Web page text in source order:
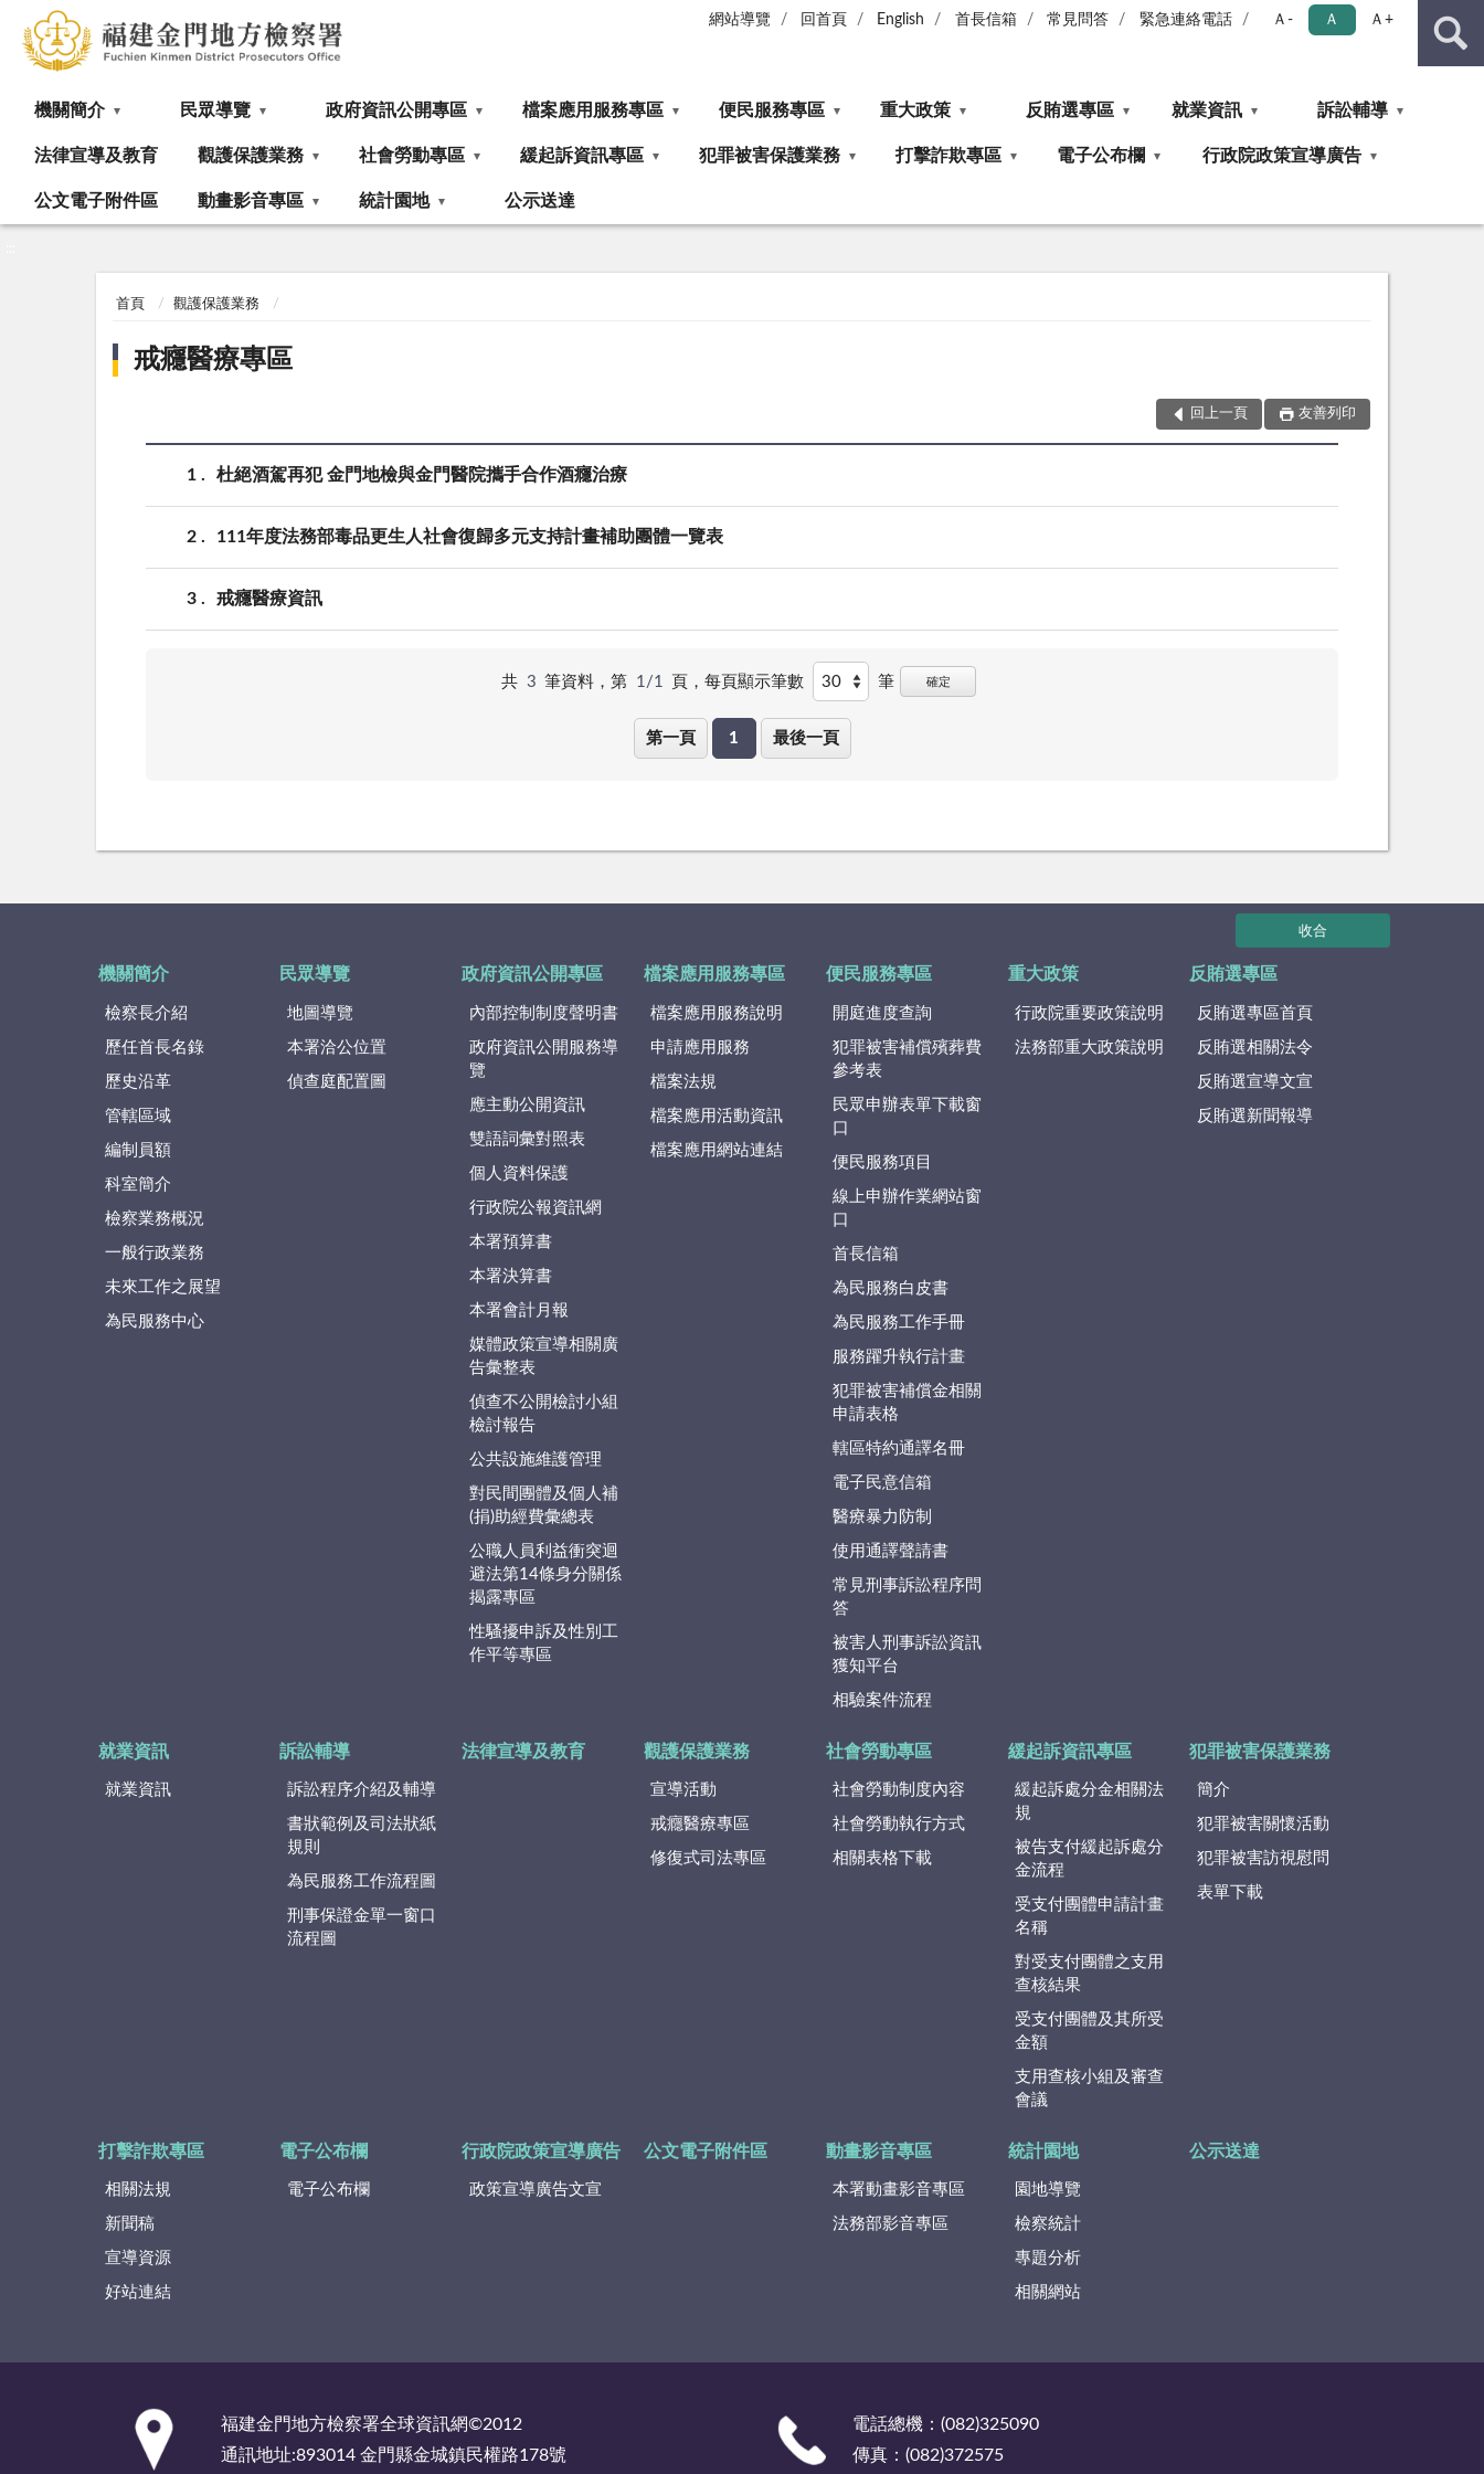
網站導覽 回首頁 English 首長信箱 常見問答 緊急連絡電話 Ａ- Ａ Ａ+
機關簡介 民眾導覽 政府資訊公開專區 檔案應用服務專區 便民服務專區 重大政策 反賄選專區 就業資訊 訴訟輔導
法律宣導及教育 觀護保護業務 社會勞動專區 緩起訴資訊專區 犯罪被害保護業務 打擊詐欺專區 電子公布欄 行政院政策宣導廣告
公文電子附件區 動畫影音專區 統計園地 公示送達
首頁 觀護保護業務
戒癮醫療專區
回上一頁 友善列印
1 杜絕酒駕再犯 金門地檢與金門醫院攜手合作酒癮治療
2 111年度法務部毒品更生人社會復歸多元支持計畫補助團體一覽表
3 戒癮醫療資訊
共 3 筆資料，第 1/1 頁，每頁顯示筆數 筆 確定
第一頁 1 最後一頁
收合
機關簡介
檢察長介紹
歷任首長名錄
歷史沿革
管轄區域
編制員額
科室簡介
檢察業務概況
一般行政業務
未來工作之展望
為民服務中心
民眾導覽
地圖導覽
本署洽公位置
偵查庭配置圖
政府資訊公開專區
內部控制制度聲明書
政府資訊公開服務導
覽
應主動公開資訊
雙語詞彙對照表
個人資料保護
行政院公報資訊網
本署預算書
本署決算書
本署會計月報
媒體政策宣導相關廣
告彙整表
偵查不公開檢討小組
檢討報告
公共設施維護管理
對民間團體及個人補
(捐)助經費彙總表
公職人員利益衝突迴
避法第14條身分關係
揭露專區
性騷擾申訴及性別工
作平等專區
檔案應用服務專區
檔案應用服務說明
申請應用服務
檔案法規
檔案應用活動資訊
檔案應用網站連結
便民服務專區
開庭進度查詢
犯罪被害補償殯葬費
參考表
民眾申辦表單下載窗
口
便民服務項目
線上申辦作業網站窗
口
首長信箱
為民服務白皮書
為民服務工作手冊
服務躍升執行計畫
犯罪被害補償金相關
申請表格
轄區特約通譯名冊
電子民意信箱
醫療暴力防制
使用通譯聲請書
常見刑事訴訟程序問
答
被害人刑事訴訟資訊
獲知平台
相驗案件流程
重大政策
行政院重要政策說明
法務部重大政策說明
反賄選專區
反賄選專區首頁
反賄選相關法令
反賄選宣導文宣
反賄選新聞報導
就業資訊
就業資訊
訴訟輔導
訴訟程序介紹及輔導
書狀範例及司法狀紙
規則
為民服務工作流程圖
刑事保證金單一窗口
流程圖
法律宣導及教育 觀護保護業務
宣導活動
戒癮醫療專區
修復式司法專區
社會勞動專區
社會勞動制度內容
社會勞動執行方式
相關表格下載
緩起訴資訊專區
緩起訴處分金相關法
規
被告支付緩起訴處分
金流程
受支付團體申請計畫
名稱
對受支付團體之支用
查核結果
受支付團體及其所受
金額
支用查核小組及審查
會議
犯罪被害保護業務
簡介
犯罪被害關懷活動
犯罪被害訪視慰問
表單下載
打擊詐欺專區
相關法規
新聞稿
宣導資源
好站連結
電子公布欄
電子公布欄
行政院政策宣導廣告
政策宣導廣告文宣
公文電子附件區 動畫影音專區
本署動畫影音專區
法務部影音專區
統計園地
園地導覽
檢察統計
專題分析
相關網站
公示送達
福建金門地方檢察署全球資訊網©2012
通訊地址:893014 金門縣金城鎮民權路178號
電話總機：(082)325090
傳真：(082)372575